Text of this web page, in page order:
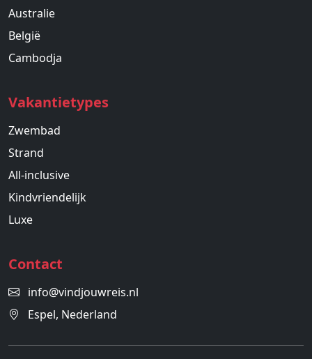
Australie
België
Cambodja
Vakantietypes
Zwembad
Strand
All-inclusive
Kindvriendelijk
Luxe
Contact
info@vindjouwreis.nl
Espel, Nederland